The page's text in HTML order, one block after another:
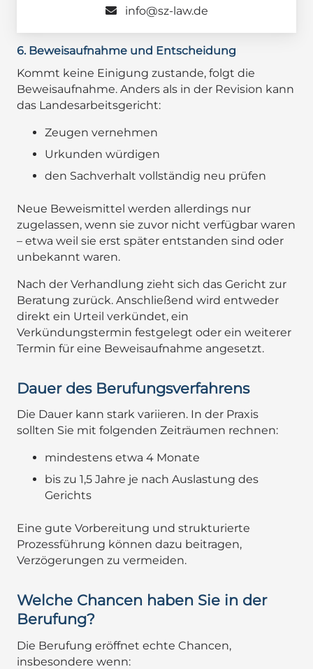
info@sz-law.de
6. Beweisaufnahme und Entscheidung
Kommt keine Einigung zustande, folgt die
Beweisaufnahme. Anders als in der Revision kann
das Landesarbeitsgericht:
Zeugen vernehmen
Urkunden würdigen
den Sachverhalt vollständig neu prüfen
Neue Beweismittel werden allerdings nur
zugelassen, wenn sie zuvor nicht verfügbar waren
– etwa weil sie erst später entstanden sind oder
unbekannt waren.
Nach der Verhandlung zieht sich das Gericht zur
Beratung zurück. Anschließend wird entweder
direkt ein Urteil verkündet, ein
Verkündungstermin festgelegt oder ein weiterer
Termin für eine Beweisaufnahme angesetzt.
Dauer des Berufungsverfahrens
Die Dauer kann stark variieren. In der Praxis
sollten Sie mit folgenden Zeiträumen rechnen:
mindestens etwa 4 Monate
bis zu 1,5 Jahre je nach Auslastung des
Gerichts
Eine gute Vorbereitung und strukturierte
Prozessführung können dazu beitragen,
Verzögerungen zu vermeiden.
Welche Chancen haben Sie in der
Berufung?
Die Berufung eröffnet echte Chancen,
insbesondere wenn: